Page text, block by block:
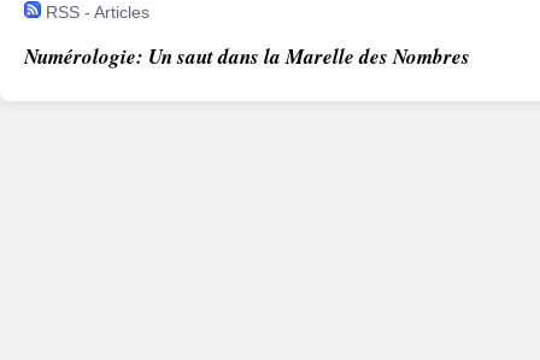
RSS - Articles
Numérologie: Un saut dans la Marelle des Nombres